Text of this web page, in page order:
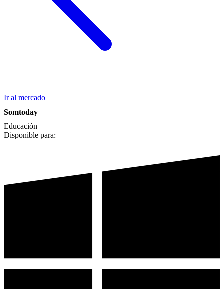
Ir al mercado
Somtoday
Educación
Disponible para: